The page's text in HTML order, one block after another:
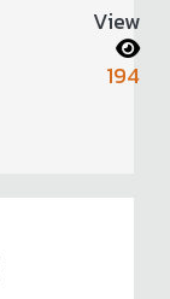
View
194